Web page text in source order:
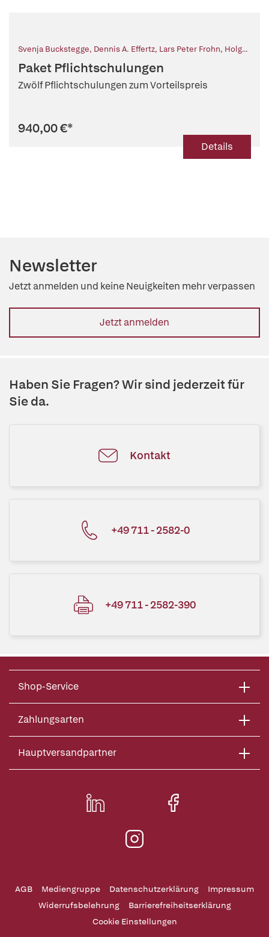
Svenja Buckstegge, Dennis A. Effertz, Lars Peter Frohn, Holger
Constanze Schäfer,Andreas S. Ziegler
Paket Pflichtschulungen
Zwölf Pflichtschulungen zum Vorteilspreis
940,00 €*
Details
Newsletter
Jetzt anmelden und keine Neuigkeiten mehr verpassen
Jetzt anmelden
Haben Sie Fragen? Wir sind jederzeit für
Sie da.
Kontakt
+49 711 - 2582-0
+49 711 - 2582-390
Shop-Service
Zahlungsarten
Hauptversandpartner
AGB Mediengruppe Datenschutzerklärung
Impressum
Widerrufsbelehrung
Barrierefreiheitserklärung
Cookie Einstellungen